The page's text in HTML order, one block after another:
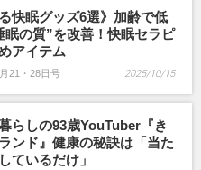
快眠グッズ6選》加齢で低
眠の質”を改善！快眠セラピ
アイテム
21・28日号 2025/10/15
らしの93歳YouTuber『き
ンド』健康の秘訣は「当た
ているだけ」